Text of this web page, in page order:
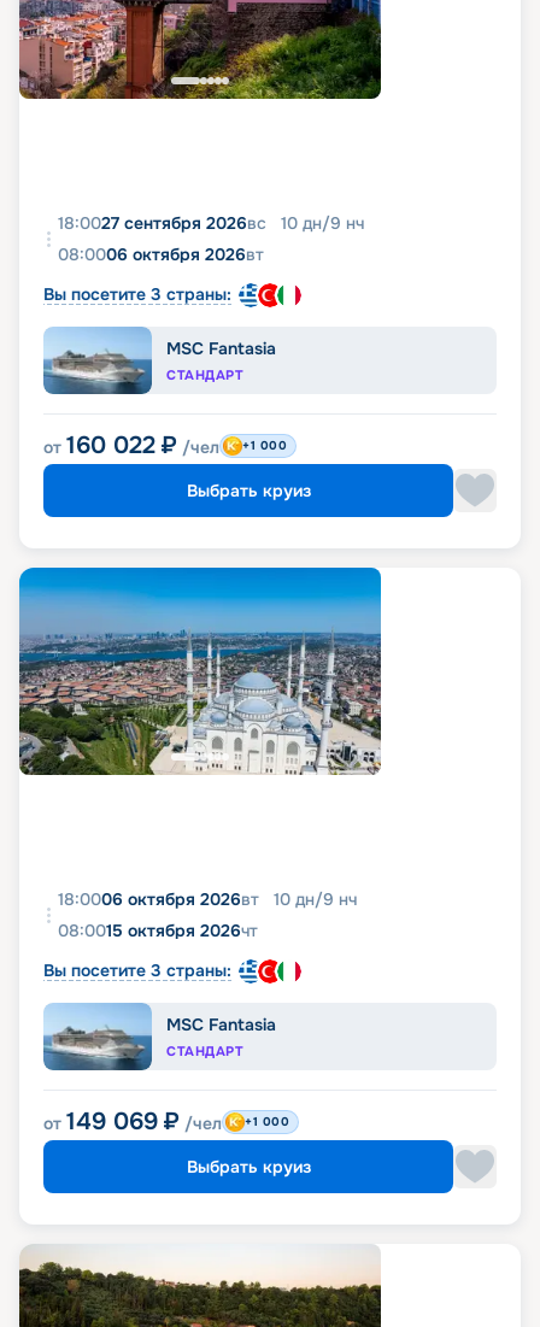
18:0027 сентября 2026вс 10 дн/9 нч
08:0006 октября 2026вт
Вы посетите 3 страны:
MSC Fantasia
СТАНДАРТ
от 160 022 ₽ /чел +1 000
Выбрать круиз
18:0006 октября 2026вт 10 дн/9 нч
08:0015 октября 2026чт
Вы посетите 3 страны:
MSC Fantasia
СТАНДАРТ
от 149 069 ₽ /чел +1 000
Выбрать круиз